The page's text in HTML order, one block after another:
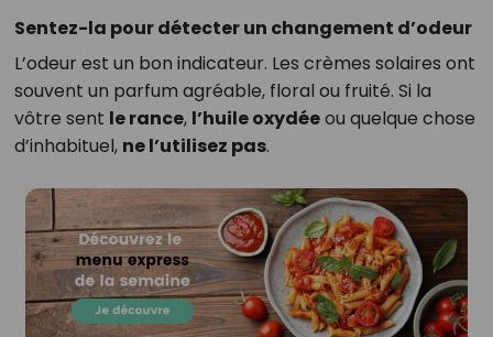
Sentez-la pour détecter un changement d’odeur
L’odeur est un bon indicateur. Les crèmes solaires ont
souvent un parfum agréable, floral ou fruité. Si la
vôtre sent le rance, l’huile oxydéeou quelque chose
d’inhabituel, ne l’utilisez pas.